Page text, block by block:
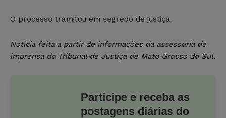
O processo tramitou em segredo de justiça.
Notícia feita a partir de informações da assessoria de
imprensa do Tribunal de Justiça de Mato Grosso do Sul.
Participe e receba as
postagens diárias do